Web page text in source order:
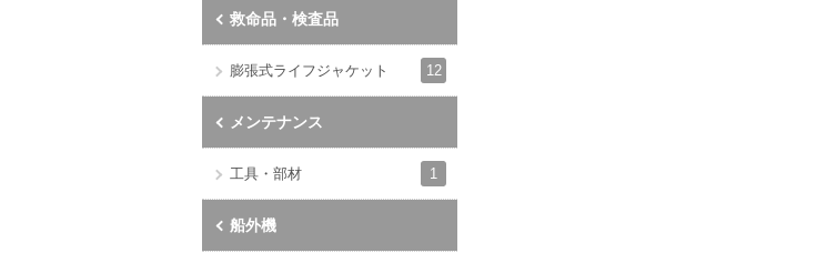
救命品・検査品
膨張式ライフジャケット 12
メンテナンス
工具・部材 1
船外機